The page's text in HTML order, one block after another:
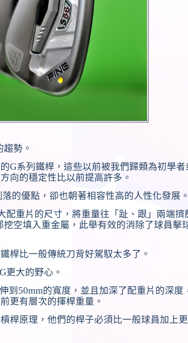
勢。
G系列鐵桿，這些以前被我們歸類為初學者
向的穩定性比以前提高許多。
的優點，卻也朝著相容性高的人性化發展
配重片的尺寸，將重量往「趾、跟」兩端擠
挖空填入重金屬，此舉有效的消除了球員擊
鐵桿比一般傳統刀背好駕馭太多了。
更大的野心。
到 50mm的寬度，並且加深了配重片的深度
更有層次的揮桿重量。
桿原理，他們的桿子必須比一般球員加上